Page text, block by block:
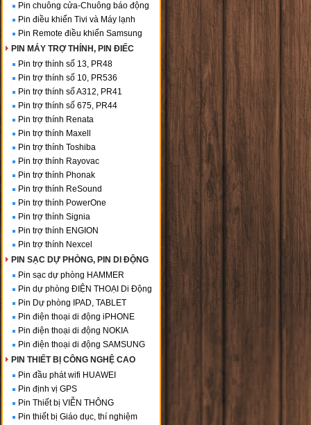
Pin chuông cửa-Chuông báo động
Pin điều khiển Tivi và Máy lạnh
Pin Remote điều khiển Samsung
PIN MÁY TRỢ THÍNH, PIN ĐIẾC
Pin trợ thính số 13, PR48
Pin trợ thính số 10, PR536
Pin trợ thính số A312, PR41
Pin trợ thính số 675, PR44
Pin trợ thính Renata
Pin trợ thính Maxell
Pin trợ thính Toshiba
Pin trợ thính Rayovac
Pin trợ thính Phonak
Pin trợ thính ReSound
Pin trợ thính PowerOne
Pin trợ thính Signia
Pin trợ thính ENGION
Pin trợ thính Nexcel
PIN SẠC DỰ PHÒNG, PIN DI ĐỘNG
Pin sạc dự phòng HAMMER
Pin dự phòng ĐIỆN THOẠI Di Động
Pin Dự phòng IPAD, TABLET
Pin điện thoại di động iPHONE
Pin điện thoại di động NOKIA
Pin điện thoại di động SAMSUNG
PIN THIẾT BỊ CÔNG NGHỆ CAO
Pin đầu phát wifi HUAWEI
Pin định vị GPS
Pin Thiết bị VIỄN THÔNG
Pin thiết bị Giáo dục, thí nghiệm